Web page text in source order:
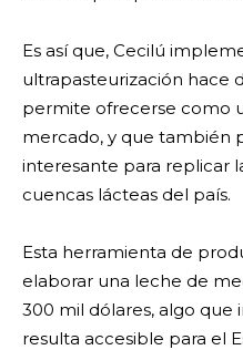
Es así que, Cecilú
ultrapasteurización hace
permite ofrecerse como
mercado, y que también
interesante para replicar
cuencas lácteas del país.
Esta herramienta de
elaborar una leche de
300 mil dólares, algo que
resulta accesible para el